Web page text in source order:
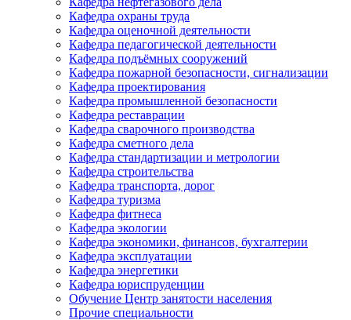
Кафедра охраны труда
Кафедра оценочной деятельности
Кафедра педагогической деятельности
Кафедра подъёмных сооружений
Кафедра пожарной безопасности, сигнализации
Кафедра проектирования
Кафедра промышленной безопасности
Кафедра реставрации
Кафедра сварочного производства
Кафедра сметного дела
Кафедра стандартизации и метрологии
Кафедра строительства
Кафедра транспорта, дорог
Кафедра туризма
Кафедра фитнеса
Кафедра экологии
Кафедра экономики, финансов, бухгалтерии
Кафедра эксплуатации
Кафедра энергетики
Кафедра юриспруденции
Обучение Центр занятости населения
Прочие специальности